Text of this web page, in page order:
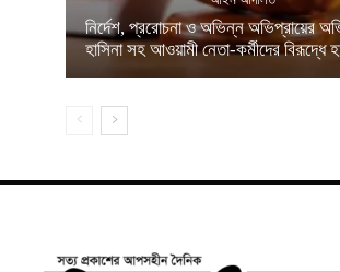
নির্দেশ, প্ররোচনা ও অভিন্ন অভিপ্রায়ের
হাসিনা সহ আওয়ামী নেতা-কর্মীদের বিরূদ্ধে